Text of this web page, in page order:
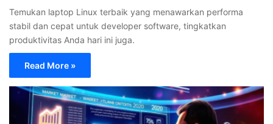
Temukan laptop Linux terbaik yang menawarkan performa
stabil dan cepat untuk developer software, tingkatkan
produktivitas Anda hari ini juga.
Read More »